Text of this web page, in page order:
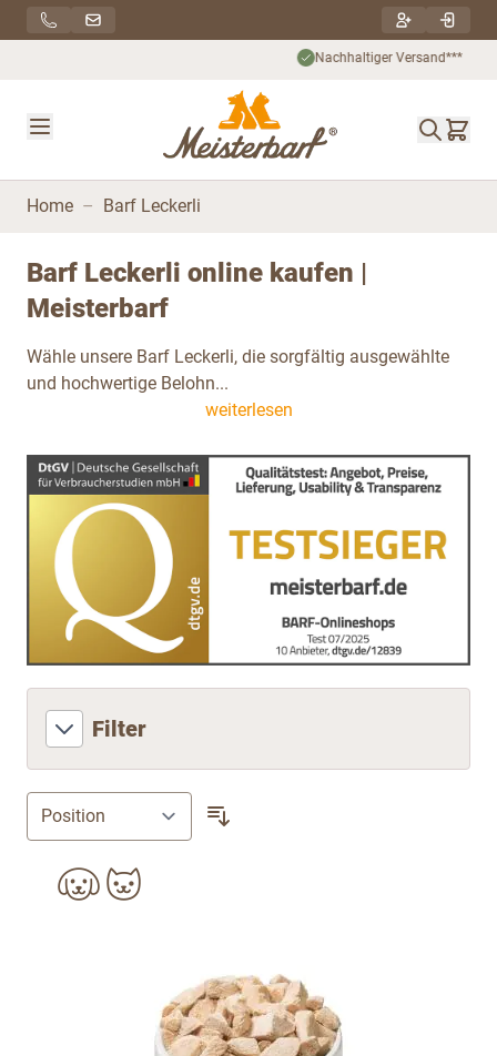
Direkt zum Inhalt
Nachhaltiger Versand***
Home – Barf Leckerli
Barf Leckerli online kaufen |
Meisterbarf
Wähle unsere Barf Leckerli, die sorgfältig ausgewählte
und hochwertige Belohn...
weiterlesen
Filter